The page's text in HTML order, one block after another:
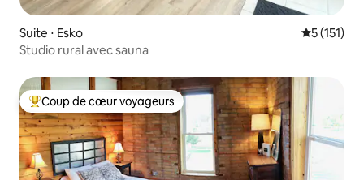
Suite ⋅ Esko Évaluation
5 (151)
Studio rural avec sauna
Coups de cœur voyageurs les plus appréciés
Coup de cœur voyageurs